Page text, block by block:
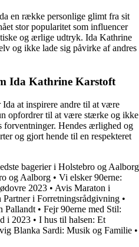
en række personlige glimt fra sit
stor popularitet som influencer
og ærlige udtryk. Ida Kathrine
og ikke lade sig påvirke af andres
Ida Kathrine Karstoft
at inspirere andre til at være
opfordrer til at være stærke og ikke
forventninger. Hendes ærlighed og
og gjort hende til en respekteret
bagerier i Holstebro og Aalborg
og Aalborg • Vi elsker 90erne:
2023 • Avis Maraton i
Partner i Forretningsrådgivning •
Pallandt • Fejr 90erne med Stil:
i 2023 • I hus til halsen: Et
Blanka Sardi: Musik og Familie •